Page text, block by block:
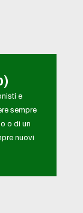
e
sempre
o di un
nuovi